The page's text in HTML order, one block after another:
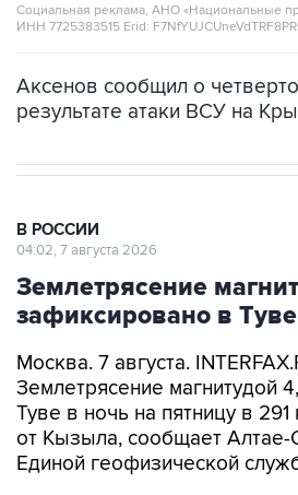
Социальная реклама, АНО «Национальные
ИНН 7725383515 Erid:
Аксенов сообщил о
результате атаки ВСУ на
В РОССИИ
04:02, 7 августа 2026
Землетрясение
зафиксировано в Туве
Москва. 7 августа.
Землетрясение магнитудой
Туве в ночь на пятницу в
от Кызыла, сообщает Алтае-
Единой геофизической